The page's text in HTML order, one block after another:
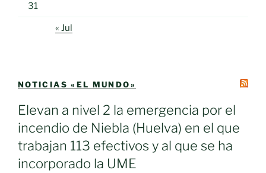
31
« Jul
NOTICIAS «EL MUNDO»
Elevan a nivel 2 la emergencia por el
incendio de Niebla (Huelva) en el que
trabajan 113 efectivos y al que se ha
incorporado la UME